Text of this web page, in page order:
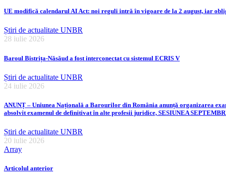
UE modifică calendarul AI Act: noi reguli intră în vigoare de la 2 august, iar
Știri de actualitate UNBR
28 iulie 2026
Baroul Bistrița-Năsăud a fost interconectat cu sistemul ECRIS V
Știri de actualitate UNBR
24 iulie 2026
ANUNȚ – Uniunea Națională a Barourilor din România anunță organizarea
absolvit examenul de definitivat în alte profesii juridice, SESIUNEA
Știri de actualitate UNBR
20 iulie 2026
Array
Articolul anterior